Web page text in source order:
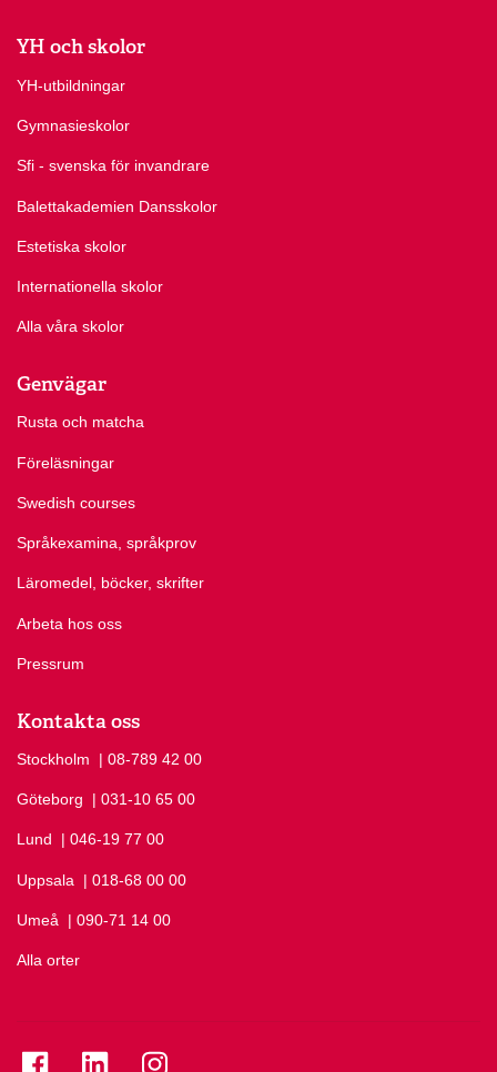
YH och skolor
YH-utbildningar
Gymnasieskolor
Sfi - svenska för invandrare
Balettakademien Dansskolor
Estetiska skolor
Internationella skolor
Alla våra skolor
Genvägar
Rusta och matcha
Föreläsningar
Swedish courses
Språkexamina, språkprov
Läromedel, böcker, skrifter
Arbeta hos oss
Pressrum
Kontakta oss
Stockholm Ring Stockholm på
| 08-789 42 00
Göteborg Ring Göteborg på
| 031-10 65 00
Lund Ring Lund på
| 046-19 77 00
Uppsala Ring Uppsala på
| 018-68 00 00
Umeå Ring Umeå på
| 090-71 14 00
Alla orter
Se folkuniversitetet på Facebook
Se folkuniversitetet på LinkedIn